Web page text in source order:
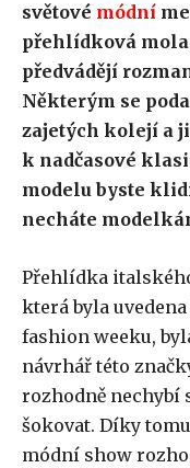
světové módní
přehlídková
předvádějí
Některým se
zajetých kolejí a
k nadčasové
modelu byste
necháte
Přehlídka
která byla
fashion weeku,
návrhář této
rozhodně nechybí
šokovat. Díky
módní show